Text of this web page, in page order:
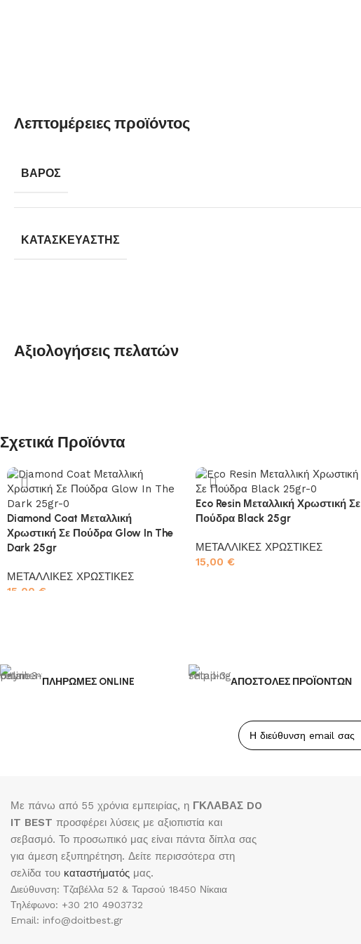
Λεπτομέρειες προϊόντος
ΒΆΡΟΣ
ΚΑΤΑΣΚΕΥΑΣΤΉΣ
Αξιολογήσεις πελατών
Σχετικά Προϊόντα
Diamond Coat Μεταλλική
Χρωστική Σε Πούδρα Glow In The
Dark 25gr
ΜΕΤΑΛΛΙΚΕΣ ΧΡΩΣΤΙΚΕΣ
15,00 €
Eco Resin Μεταλλική Χρωστική Σε
Πούδρα Black 25gr
ΜΕΤΑΛΛΙΚΕΣ ΧΡΩΣΤΙΚΕΣ
15,00 €
ΠΛΗΡΩΜΕΣ ONLINE ΑΠΟΣΤΟΛΕΣ ΠΡΟΪΟΝΤΩΝ
Με πάνω από 55 χρόνια εμπειρίας, η ΓΚΛΑΒΑΣ DO
IT BEST προσφέρει λύσεις με αξιοπιστία και
σεβασμό. Το προσωπικό μας είναι πάντα δίπλα σας
για άμεση εξυπηρέτηση. Δείτε περισσότερα στη
σελίδα του καταστήματός μας.
Διεύθυνση: Τζαβέλλα 52 & Ταρσού 18450 Νίκαια
Τηλέφωνο: +30 210 4903732
Email: info@doitbest.gr